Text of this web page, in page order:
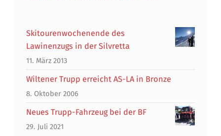
Skitourenwochenende des
Lawinenzugs in der Silvretta
11. März 2013
Wiltener Trupp erreicht AS-LA in Bronze
8. Oktober 2006
Neues Trupp-Fahrzeug bei der BF
29. Juli 2021